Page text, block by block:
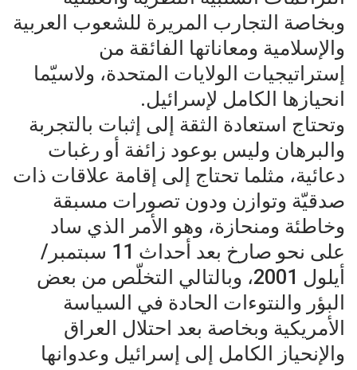
وبخاصة التجارب المريرة للشعوب العربية
والإسلامية ومعاناتها الفائقة من
إستراتيجيات الولايات المتحدة، ولاسيّما
انحيازها الكامل لإسرائيل.
وتحتاج استعادة الثقة إلى إثبات بالتجربة
والبرهان وليس بوعود زائفة أو رغبات
دعائية، مثلما تحتاج إلى إقامة علاقات ذات
صدقيّة وتوازن ودون تصورات مسبقة
وخاطئة ومنحازة، وهو الأمر الذي ساد
على نحو صارخ بعد أحداث 11 سبتمبر/
أيلول 2001، وبالتالي التخلّص من بعض
البؤر والنتوءات الحادة في السياسة
الأمريكية وبخاصة بعد احتلال العراق
والإنحياز الكامل إلى إسرائيل وعدوانها